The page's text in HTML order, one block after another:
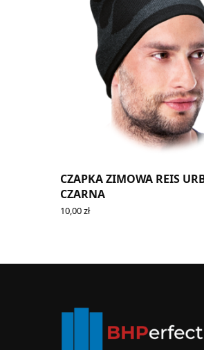
CZAPKA ZIMOWA REIS
CZARNA
10,00zł